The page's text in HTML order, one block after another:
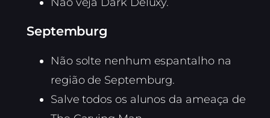
Septemburg
Não solte nenhum espantalho na
região de Septemburg.
Salve todos os alunos da ameaça de